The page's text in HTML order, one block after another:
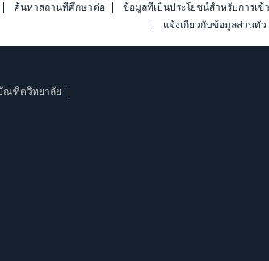
ค้นหาสถานที่ศึกษาต่อ ข้อมูลที่เป็นประโยชน์สำหรับการเข้
แจ้งเกี่ยวกับข้อมูลส่วนตัว
บัณฑิตวิทยาลัย